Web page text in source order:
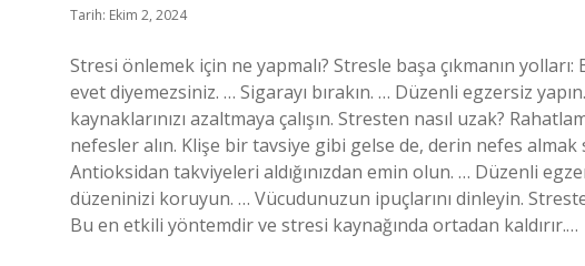
Tarih: Ekim 2, 2024
Stresi önlemek için ne yapmalı? Stresle başa çıkmanın
evet diyemezsiniz. … Sigarayı bırakın. … Düzenli egzersiz
kaynaklarınızı azaltmaya çalışın. Stresten nasıl uzak?
nefesler alın. Klişe bir tavsiye gibi gelse de, derin nefes
Antioksidan takviyeleri aldığınızdan emin olun. … Düzenli
düzeninizi koruyun. … Vücudunuzun ipuçlarını dinleyin.
Bu en etkili yöntemdir ve stresi kaynağında ortadan kaldırır.…